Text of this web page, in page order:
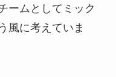
ームとしてミック
風に考えていま